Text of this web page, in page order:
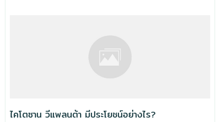
ไคโตซาน วีแพลนต้า มีประโยชน์อย่างไร?